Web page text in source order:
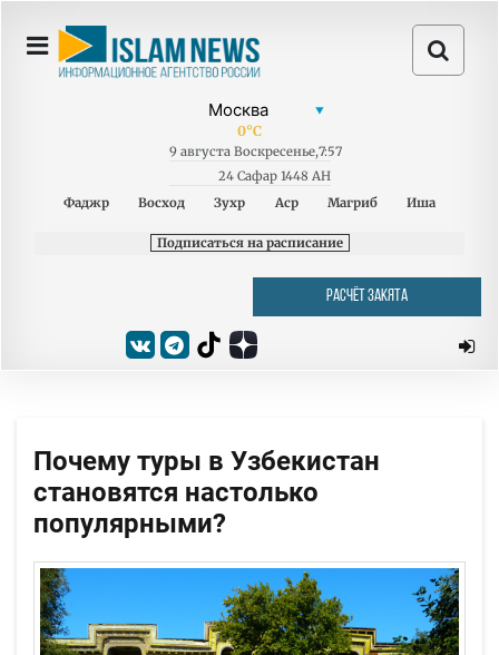
0°C
9 августа Воскресенье,7:57
24 Сафар 1448 AH
Фаджр
Восход Зухр Аср Магриб Иша
Подписаться на расписание
РАСЧЁТ ЗАКЯТА
Почему туры в Узбекистан
становятся настолько
популярными?